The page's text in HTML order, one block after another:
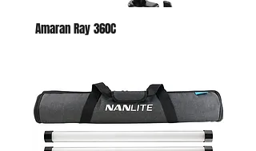
Amaran Ray 360C